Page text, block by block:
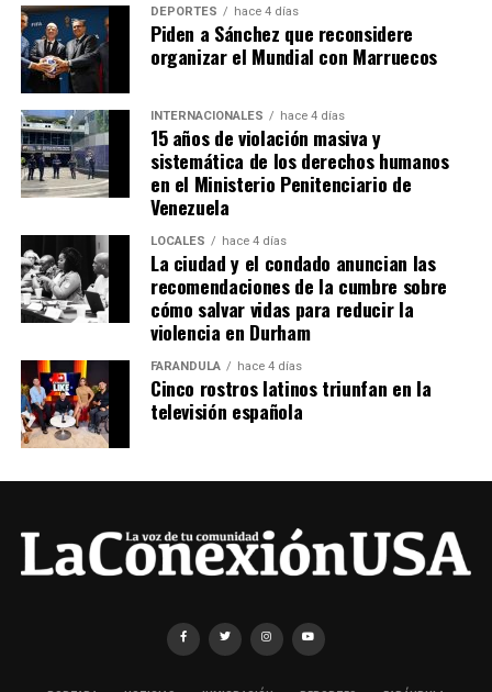
DEPORTES hace 4 días
Piden a Sánchez que reconsidere
organizar el Mundial con Marruecos
INTERNACIONALES hace 4 días
15 años de violación masiva y
sistemática de los derechos humanos
en el Ministerio Penitenciario de
Venezuela
LOCALES hace 4 días
La ciudad y el condado anuncian las
recomendaciones de la cumbre sobre
cómo salvar vidas para reducir la
violencia en Durham
FARÁNDULA hace 4 días
Cinco rostros latinos triunfan en la
televisión española